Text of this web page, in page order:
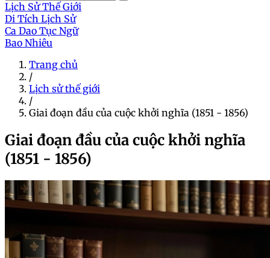
Lịch Sử Thế Giới
Di Tích Lịch Sử
Ca Dao Tục Ngữ
Bao Nhiêu
Trang chủ
/
Lịch sử thế giới
/
Giai đoạn đầu của cuộc khởi nghĩa (1851 - 1856)
Giai đoạn đầu của cuộc khởi nghĩa
(1851 - 1856)